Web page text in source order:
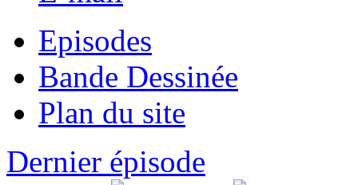
Episodes
Bande Dessinée
Plan du site
Dernier épisode